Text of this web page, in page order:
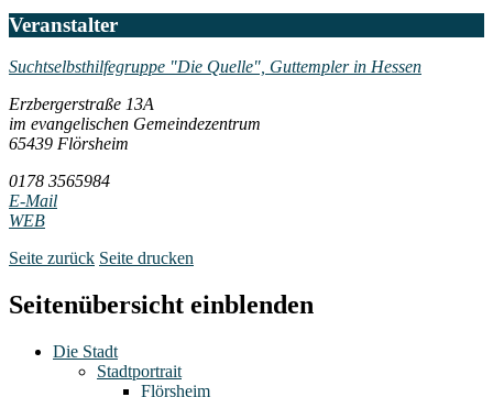
Veranstalter
Suchtselbsthilfegruppe "Die Quelle", Guttempler in Hessen
Erzbergerstraße 13A
im evangelischen Gemeindezentrum
65439 Flörsheim
0178 3565984
E-Mail
WEB
Seite zurück Seite drucken
Seitenübersicht einblenden
Die Stadt
Stadtportrait
Flörsheim